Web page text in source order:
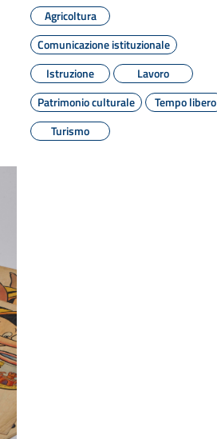
Agricoltura
Comunicazione istituzionale
Istruzione
Lavoro
Patrimonio culturale
Tempo libero
Turismo